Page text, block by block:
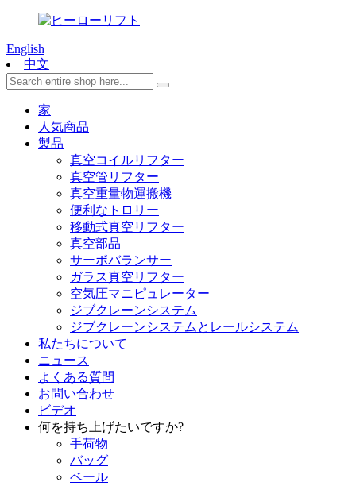
English
中文
家
人気商品
製品
真空コイルリフター
真空管リフター
真空重量物運搬機
便利なトロリー
移動式真空リフター
真空部品
サーボバランサー
ガラス真空リフター
空気圧マニピュレーター
ジブクレーンシステム
ジブクレーンシステムとレールシステム
私たちについて
ニュース
よくある質問
お問い合わせ
ビデオ
何を持ち上げたいですか?
手荷物
バッグ
ベール